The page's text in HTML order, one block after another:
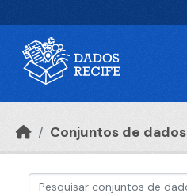
Conjuntos de dados